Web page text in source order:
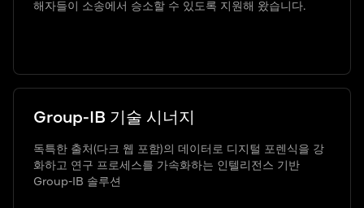
해자들이 소송에서 승소할 수 있도록 지원해 왔습니다.
Group-IB 기술 시너지
독특한 출처(다크 웹 포함)의 데이터로 디지털 포렌식을 강
화하고 연구 프로세스를 가속화하는 인텔리전스 기반
Group-IB 솔루션